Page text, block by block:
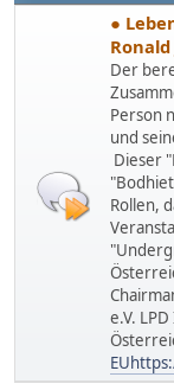
●
Der
Person
und
Dieser
Rollen,
e.V.